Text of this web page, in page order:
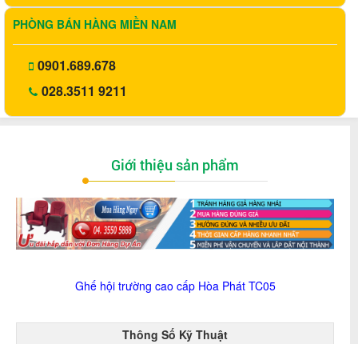
PHÒNG BÁN HÀNG MIỀN NAM
0901.689.678
028.3511 9211
Giới thiệu sản phẩm
Ghế hội trường cao cấp Hòa PhátTC05
Thông Số Kỹ Thuật